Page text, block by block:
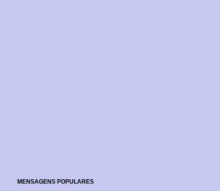
MENSAGENS POPULARES